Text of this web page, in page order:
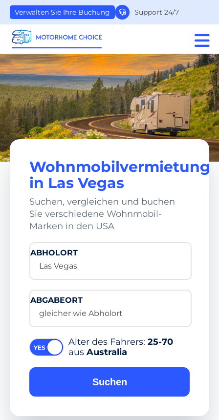
Support 24/7
Verwalten Sie Ihre Buchung
Wohnmobilvermietung
in Las Vegas
Suchen, vergleichen und buchen
Sie verschiedene Wohnmobil-
Marken in den USA
ABHOLORT
Las Vegas
ABGABEORT
gleicher wie Abholort
Alter des Fahrers: 25-70
aus Australia
Suchen